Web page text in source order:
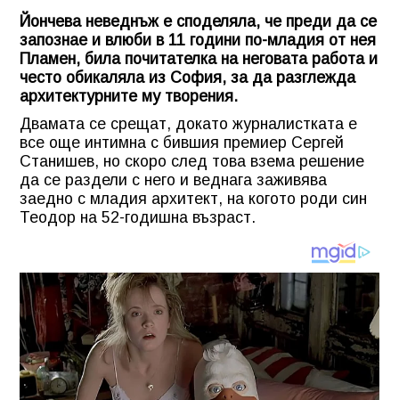
Йончева неведнъж е споделяла, че преди да се
запознае и влюби в 11 години по-младия от нея
Пламен, била почитателка на неговата работа и
често обикаляла из София, за да разглежда
архитектурните му творения.
Двамата се срещат, докато журналистката е
все още интимна с бившия премиер Сергей
Станишев, но скоро след това взема решение
да се раздели с него и веднага заживява
заедно с младия архитект, на когото роди син
Теодор на 52-годишна възраст.